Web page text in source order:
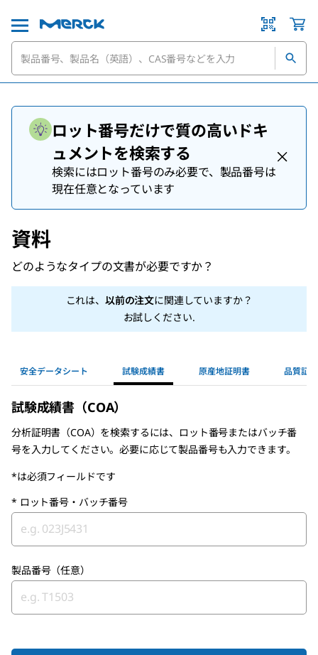
ロット番号だけで質の高いドキ
ュメントを検索する
検索にはロット番号のみ必要で、製品番号は
現在任意となっています
資料
どのようなタイプの文書が必要ですか？
これは、 以前の注文に関連していますか？
お試しください.
安全データシート 試験成績書 原産地証明書 品質証
試験成績書（COA）
分析証明書（COA）を検索するには、ロット番号またはバッチ番
号を入力してください。必要に応じて製品番号も入力できます。
*は必須フィールドです
* ロット番号・バッチ番号
製品番号（任意）